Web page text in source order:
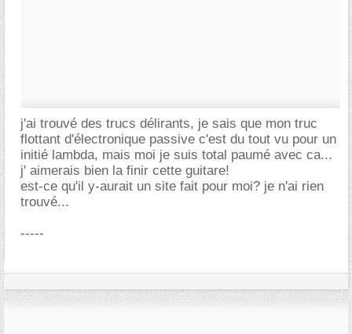
j'ai trouvé des trucs délirants, je sais que mon truc
flottant d'électronique passive c'est du tout vu pour un
initié lambda, mais moi je suis total paumé avec ca...
j' aimerais bien la finir cette guitare!
est-ce qu'il y-aurait un site fait pour moi? je n'ai rien
trouvé...
-----